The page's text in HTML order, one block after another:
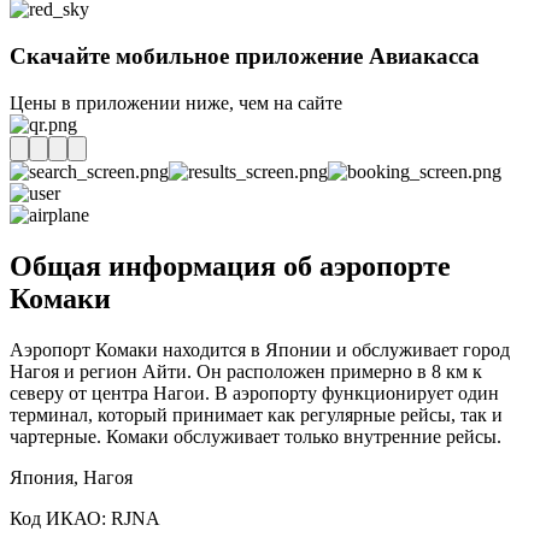
Скачайте мобильное приложение Авиакасса
Цены в приложении ниже, чем на сайте
Общая информация об аэропорте
Комаки
Аэропорт Комаки находится в Японии и обслуживает город
Нагоя и регион Айти. Он расположен примерно в 8 км к
северу от центра Нагои. В аэропорту функционирует один
терминал, который принимает как регулярные рейсы, так и
чартерные. Комаки обслуживает только внутренние рейсы.
Япония, Нагоя
Код ИКАО: RJNA